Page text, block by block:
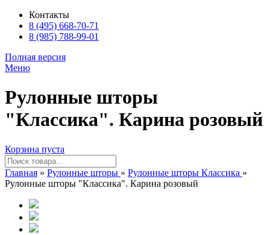
Контакты
8 (495) 668-70-71
8 (985) 788-99-01
Полная версия
Меню
Рулонные шторы
"Классика". Карина розовый
Корзина пуста
Главная » Рулонные шторы » Рулонные шторы Классика »
Рулонные шторы "Классика". Карина розовый